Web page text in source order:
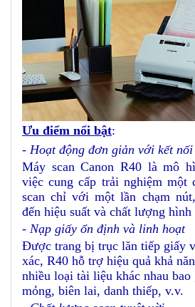
Ưu điểm nổi bật:
- Hoạt động đơn giản với kết nối
Máy scan Canon R40 là mô
việc cung cấp trải nghiệm một
scan chỉ với một lần chạm
đến hiệu suất và chất lượng hình
- Nạp giấy ổn định và linh hoạt
Được trang bị trục lăn tiếp giấy
xác, R40 hỗ trợ hiệu quả khả
nhiều loại tài liệu khác nhau bao
mỏng, biên lai, danh thiếp, v.v.